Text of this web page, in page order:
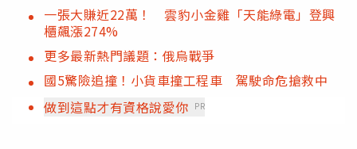
一張大賺近22萬！ 雲豹小金雞「天能綠電」登興
櫃飆漲274%
更多最新熱門議題：俄烏戰爭
國5驚險追撞！小貨車撞工程車 駕駛命危搶救中
做到這點才有資格說愛你 PR